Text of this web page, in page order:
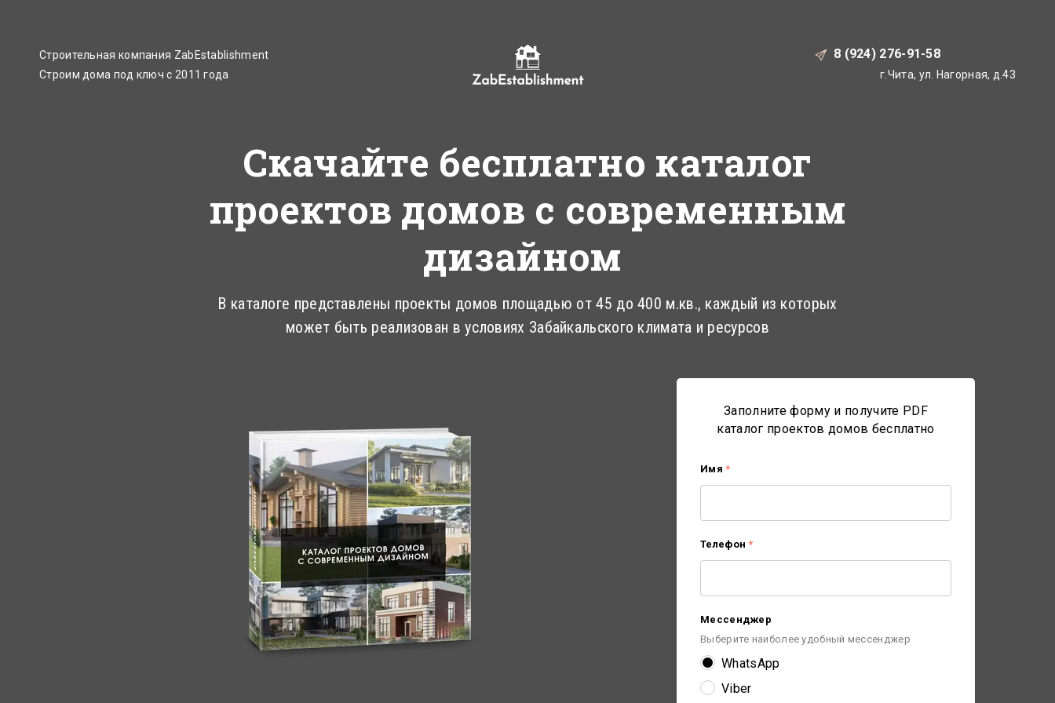
Строительная компания ZabEstablishment
Строим дома под ключ с 2011 года
8 (924) 276-91-58
г.Чита, ул. Нагорная, д.43
Скачайте бесплатно каталог
проектов домов с современным
дизайном
В каталоге представлены проекты домов площадью от 45 до 400 м.кв., каждый из которых
может быть реализован в условиях Забайкальского климата и ресурсов
Заполните форму и получите PDF
каталог проектов домов бесплатно
Имя *
Телефон *
Мессенджер
Выберите наиболее удобный мессенджер
WhatsApp
Viber